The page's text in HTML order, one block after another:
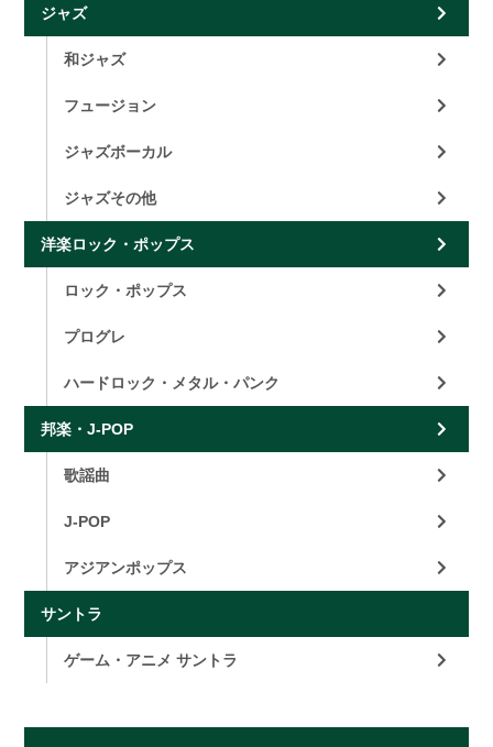
ジャズ
和ジャズ
フュージョン
ジャズボーカル
ジャズその他
洋楽ロック・ポップス
ロック・ポップス
プログレ
ハードロック・メタル・パンク
邦楽・J-POP
歌謡曲
J-POP
アジアンポップス
サントラ
ゲーム・アニメ サントラ